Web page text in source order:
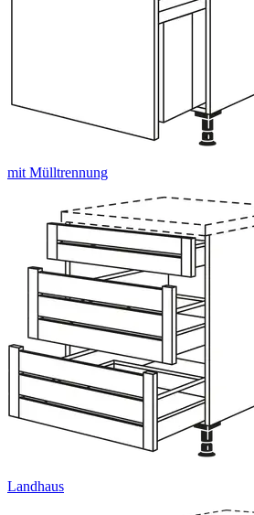
mit Mülltrennung
Landhaus